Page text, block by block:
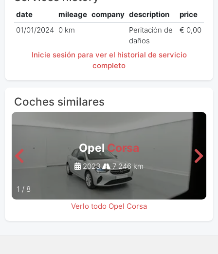
date mileage company description
price
01/01/2024 0 km
Peritación de
daños
€ 0,00
Inicie sesión para ver el historial de servicio
completo
Coches similares
OpelCorsa
2023 7 246 km
1 / 8
Verlo todo Opel Corsa